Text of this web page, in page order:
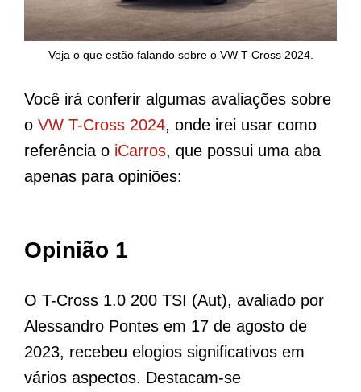
Veja o que estão falando sobre o VW T-Cross 2024.
Você irá conferir algumas avaliações sobre
o VW T-Cross 2024, onde irei usar como
referência o iCarros, que possui uma aba
apenas para opiniões:
Opinião 1
O T-Cross 1.0 200 TSI (Aut), avaliado por
Alessandro Pontes em 17 de agosto de
2023, recebeu elogios significativos em
vários aspectos. Destacam-se